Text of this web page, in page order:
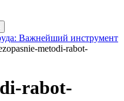
Важнейший инструмент
metodi-rabot-
rabot-